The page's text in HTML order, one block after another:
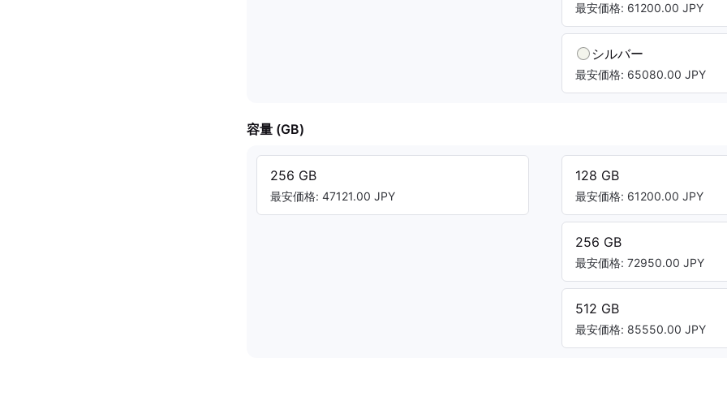
最安価格: 61200.00 JPY
シルバー
最安価格: 65080.00 JPY
容量 (GB)
256 GB
最安価格: 47121.00 JPY
128 GB
最安価格: 61200.00 JPY
256 GB
最安価格: 72950.00 JPY
512 GB
最安価格: 85550.00 JPY